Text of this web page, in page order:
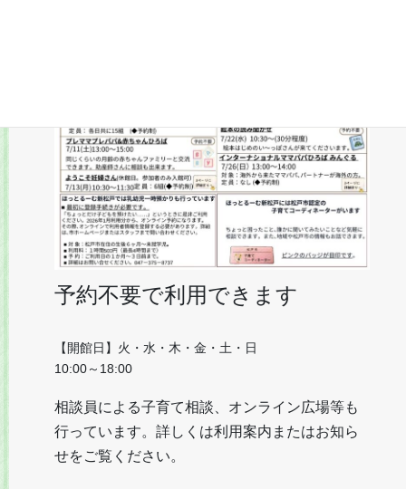
予約不要で利用できます
【開館日】火・水・木・金・土・日
10:00～18:00
相談員による子育て相談、オンライン広場等も
行っています。詳しくは利用案内またはお知ら
せをご覧ください。